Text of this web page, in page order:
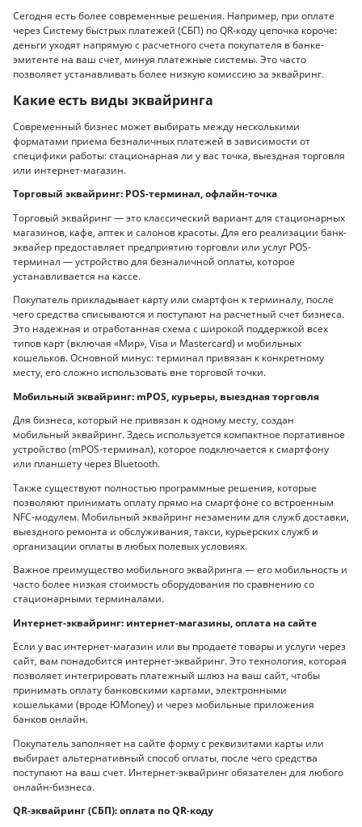
Сегодня есть более современные решения. Например, при оплате
через Систему быстрых платежей (СБП) по QR-коду цепочка короче:
деньги уходят напрямую с расчетного счета покупателя в банке-
эмитенте на ваш счет, минуя платежные системы. Это часто
позволяет устанавливать более низкую комиссию за эквайринг.
Какие есть виды эквайринга
Современный бизнес может выбирать между несколькими
форматами приема безналичных платежей в зависимости от
специфики работы: стационарная ли у вас точка, выездная торговля
или интернет-магазин.
Торговый эквайринг: POS-терминал, офлайн-точка
Торговый эквайринг — это классический вариант для стационарных
магазинов, кафе, аптек и салонов красоты. Для его реализации банк-
эквайер предоставляет предприятию торговли или услуг POS-
терминал — устройство для безналичной оплаты, которое
устанавливается на кассе.
Покупатель прикладывает карту или смартфон к терминалу, после
чего средства списываются и поступают на расчетный счет бизнеса.
Это надежная и отработанная схема с широкой поддержкой всех
типов карт (включая «Мир», Visa и Mastercard) и мобильных
кошельков. Основной минус: терминал привязан к конкретному
месту, его сложно использовать вне торговой точки.
Мобильный эквайринг: mPOS, курьеры, выездная торговля
Для бизнеса, который не привязан к одному месту, создан
мобильный эквайринг. Здесь используется компактное портативное
устройство (mPOS-терминал), которое подключается к смартфону
или планшету через Bluetooth.
Также существуют полностью программные решения, которые
позволяют принимать оплату прямо на смартфоне со встроенным
NFC-модулем. Мобильный эквайринг незаменим для служб доставки,
выездного ремонта и обслуживания, такси, курьерских служб и
организации оплаты в любых полевых условиях.
Важное преимущество мобильного эквайринга — его мобильность и
часто более низкая стоимость оборудования по сравнению со
стационарными терминалами.
Интернет-эквайринг: интернет-магазины, оплата на сайте
Если у вас интернет-магазин или вы продаете товары и услуги через
сайт, вам понадобится интернет-эквайринг. Это технология, которая
позволяет интегрировать платежный шлюз на ваш сайт, чтобы
принимать оплату банковскими картами, электронными
кошельками (вроде ЮMoney) и через мобильные приложения
банков онлайн.
Покупатель заполняет на сайте форму с реквизитами карты или
выбирает альтернативный способ оплаты, после чего средства
поступают на ваш счет. Интернет-эквайринг обязателен для любого
онлайн-бизнеса.
QR-эквайринг (СБП): оплата по QR-коду